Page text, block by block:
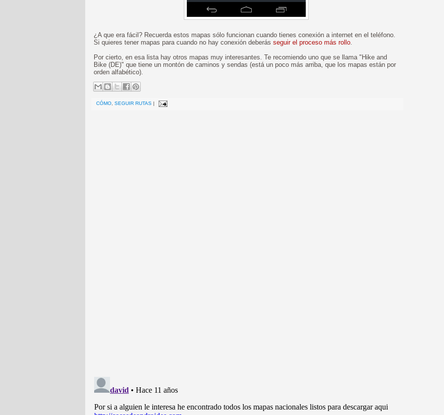
¿A que era fácil? Recuerda estos mapas sólo funcionan cuando tienes conexión a internet en el teléfono.
Si quieres tener mapas para cuando no hay conexión deberás seguir el proceso más rollo.
Por cierto, en esa lista hay otros mapas muy interesantes. Te recomiendo uno que se llama "Hike and
Bike (DE)" que tiene un montón de caminos y sendas (está un poco más arriba, que los mapas están por
orden alfabético).
CÓMO SEGUIR RUTAS |